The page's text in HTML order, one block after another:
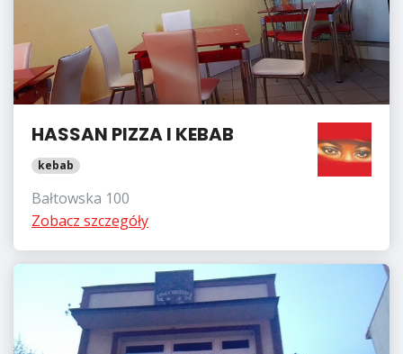
HASSAN PIZZA I KEBAB
kebab
Bałtowska 100
Zobacz szczegóły